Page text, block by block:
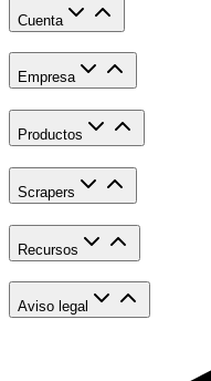
Cuenta
Empresa
Productos
Scrapers
Recursos
Aviso legal